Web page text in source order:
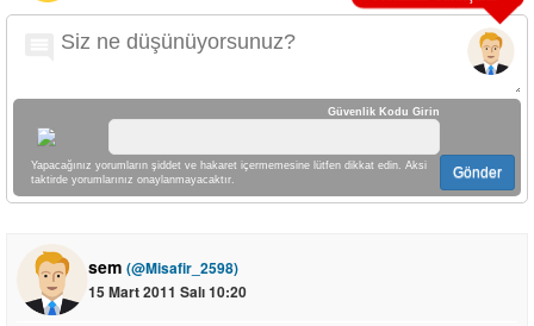
Güvenlik Kodu Girin
Yapacağınız yorumların şiddet ve hakaret içermemesine lütfen dikkat edin. Aksi
taktirde yorumlarınız onaylanmayacaktır.
Gönder
sem (@Misafir_2598)
15 Mart 2011 Salı 10:20